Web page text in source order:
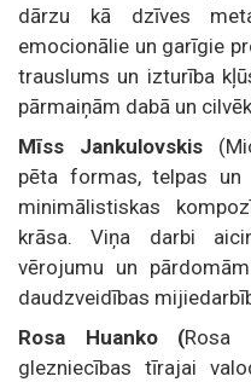
dārzu kā dzīves
emocionālie un garīgie
trauslums un izturība
pārmaiņām dabā un
Mīss Jankulovskis
pēta formas, telpas un
minimālistiskas
krāsa. Viņa darbi
vērojumu un
daudzveidības
Rosa Huanko (Rosa
glezniecības tīrajai